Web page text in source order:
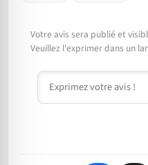
Votre avis sera publié et
Veuillez l'exprimer dans un
Commentaire